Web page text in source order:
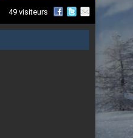
49 visiteurs